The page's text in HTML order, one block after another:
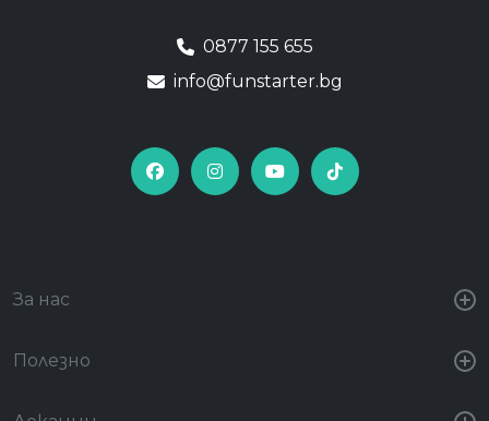
0877 155 655
info@funstarter.bg
За нас
Полезно